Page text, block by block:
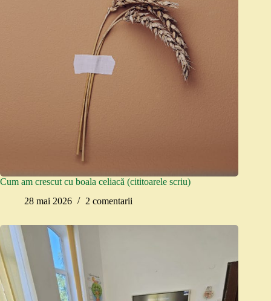
Cum am crescut cu boala celiacă (cititoarele scriu)
28 mai 2026
2 comentarii